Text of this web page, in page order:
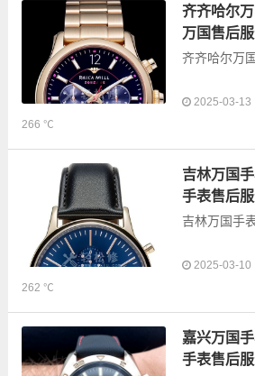
的故障检测
务，为了享
齐齐哈尔
万国售后
齐齐哈尔万
以下是古锋
的故障检测
务，为了享
2025-03-13
266 ℃
吉林万国
手表售后
吉林万国手
息，可以为
的故障检测
务，为了享
2025-03-10
262 ℃
嘉兴万国
手表售后